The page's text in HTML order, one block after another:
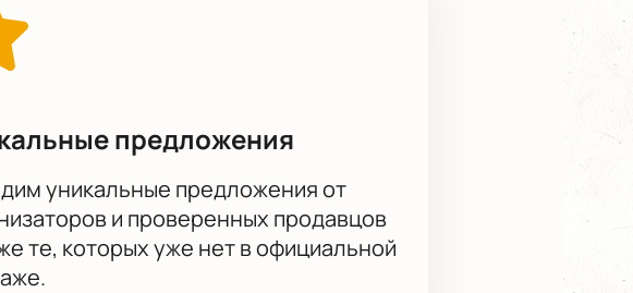
предложения
уникальные предложения от
и проверенных продавцов
те, которых уже нет в официальной